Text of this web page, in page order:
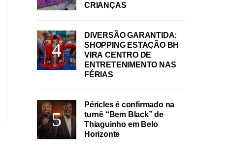
CRIANÇAS
DIVERSÃO GARANTIDA:
SHOPPING ESTAÇÃO BH
VIRA CENTRO DE
ENTRETENIMENTO NAS
FÉRIAS
Péricles é confirmado na
turnê “Bem Black” de
Thiaguinho em Belo
Horizonte